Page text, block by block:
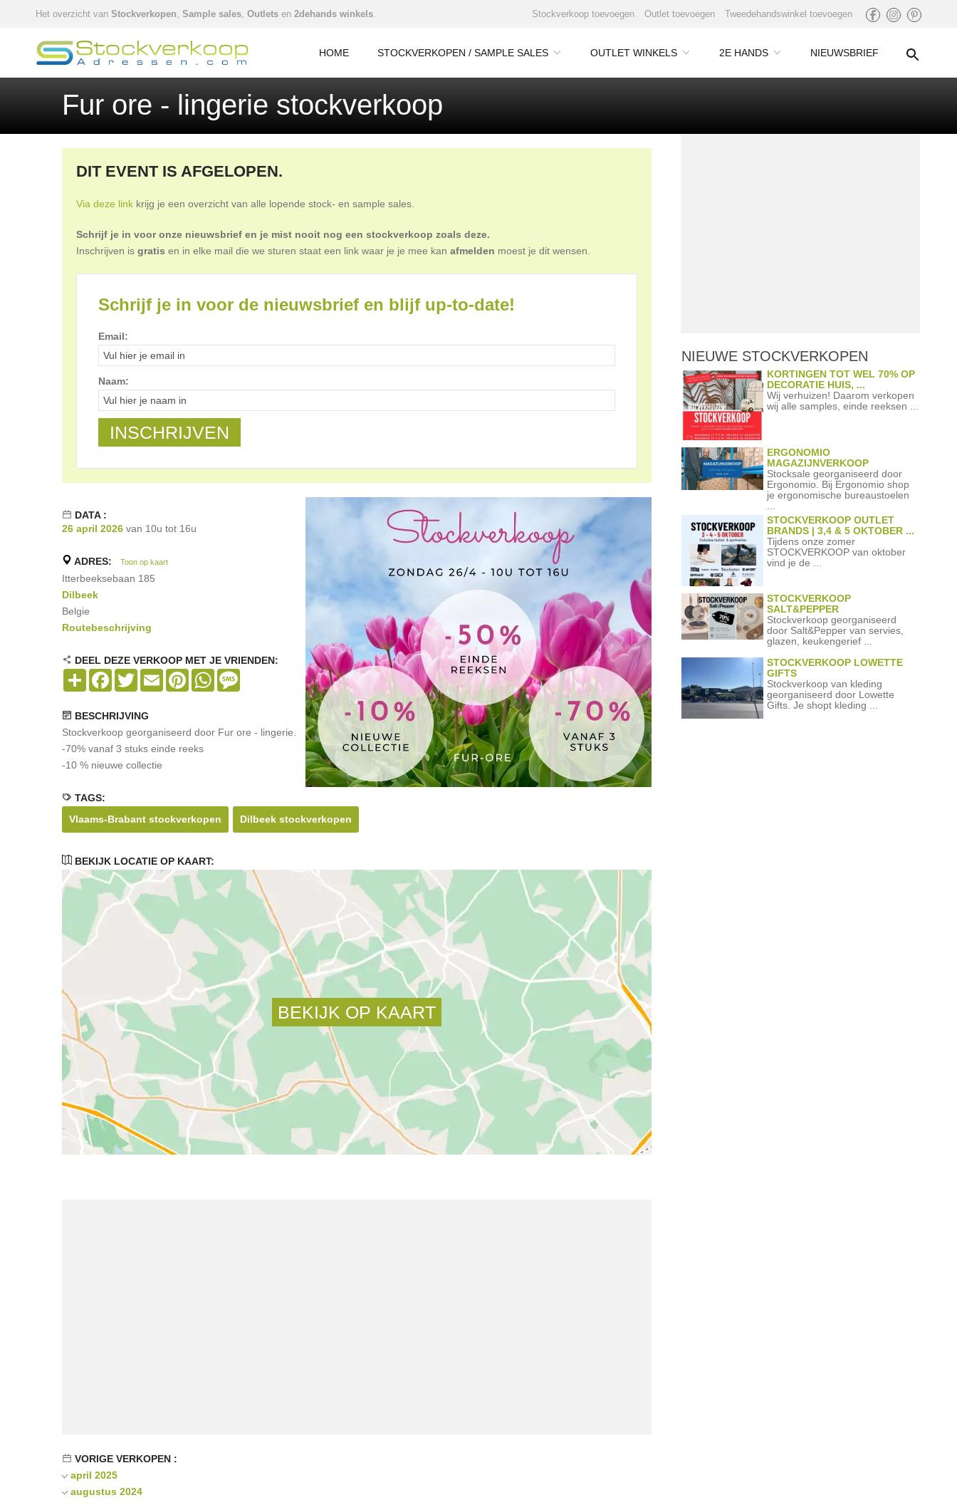
Het overzicht van Stockverkopen, Sample sales, Outlets en 2dehands winkels. Stockverkoop toevoegen Outlet toevoegen Tweedehandswinkel toevoegen
HOME STOCKVERKOPEN / SAMPLE SALES OUTLET WINKELS 2E HANDS NIEUWSBRIEF
Fur ore - lingerie stockverkoop
DIT EVENT IS AFGELOPEN.
Via deze link krijg je een overzicht van alle lopende stock- en sample sales.
Schrijf je in voor onze nieuwsbrief en je mist nooit nog een stockverkoop zoals deze.
Inschrijven is gratis en in elke mail die we sturen staat een link waar je je mee kan afmelden moest je dit wensen.
Schrijf je in voor de nieuwsbrief en blijf up-to-date!
Email:
Naam:
DATA :
26 april 2026 van 10u tot 16u
ADRES: Toon op kaart
Itterbeeksebaan 185
Dilbeek
Belgie
Routebeschrijving
DEEL DEZE VERKOOP MET JE VRIENDEN:
Share Facebook
TwitterEmail PinterestWhatsApp
BESCHRIJVING
Stockverkoop georganiseerd door Fur ore - lingerie.
-70% vanaf 3 stuks einde reeks
-10 % nieuwe collectie
TAGS:
Vlaams-Brabant stockverkopen
Dilbeek stockverkopen
BEKIJK LOCATIE OP KAART:
VORIGE VERKOPEN :
april 2025
augustus 2024
NIEUWE STOCKVERKOPEN
KORTINGEN TOT WEL 70% OP
DECORATIE HUIS, ...
Wij verhuizen! Daarom verkopen
wij alle samples, einde reeksen ...
ERGONOMIO
MAGAZIJNVERKOOP
Stocksale georganiseerd door
Ergonomio. Bij Ergonomio shop
je ergonomische bureaustoelen
STOCKVERKOOP OUTLET
BRANDS | 3,4 & 5 OKTOBER ...
Tijdens onze zomer
STOCKVERKOOP van oktober
vind je de ...
STOCKVERKOOP
SALT&PEPPER
Stockverkoop georganiseerd
door Salt&Pepper van servies,
glazen, keukengerief ...
STOCKVERKOOP LOWETTE
GIFTS
Stockverkoop van kleding
georganiseerd door Lowette
Gifts. Je shopt kleding ...